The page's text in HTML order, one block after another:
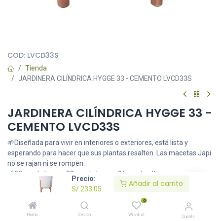
Precio:
S/ 233.05
Añadir al carrito
Home Search
0
Wishlist Cuenta
COD: LVCD33S
Tienda
JARDINERA CILÍNDRICA HYGGE 33 - CEMENTO LVCD33S
JARDINERA CILÍNDRICA HYGGE 33 -
CEMENTO LVCD33S
🌱Diseñada para vivir en interiores o exteriores, está lista y
esperando para hacer que sus plantas resalten. Las macetas Japi
no se rajan ni se rompen.
📏33 cm de boca x 33 cm de base x 36 cm de altura
233.05